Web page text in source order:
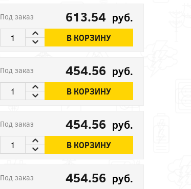
Под заказ 613.54 руб.
В КОРЗИНУ
Под заказ 454.56 руб.
В КОРЗИНУ
Под заказ 454.56 руб.
В КОРЗИНУ
Под заказ 454.56 руб.